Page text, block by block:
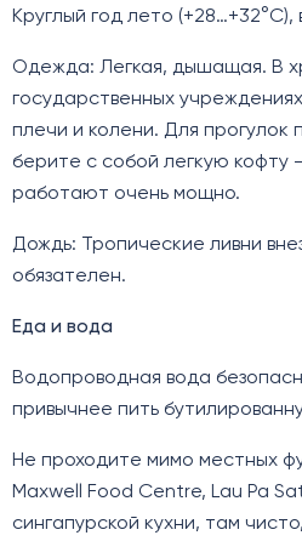
Круглый год лето (+28…+32°C),
Одежда: Легкая, дышащая. В
государственных
плечи и колени. Для прогулок
берите с собой легкую кофту
работают очень мощно.
Дождь: Тропические ливни
обязателен.
Еда и вода
Водопроводная вода
привычнее пить
Не проходите мимо местных
Maxwell Food Centre, Lau Pa
сингапурской кухни, там